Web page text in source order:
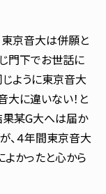
京音大は併願と
門下でお世話に
ように東京音大
大に違いない！と
果某G大へは届か
、４年間東京音大
かったと心から